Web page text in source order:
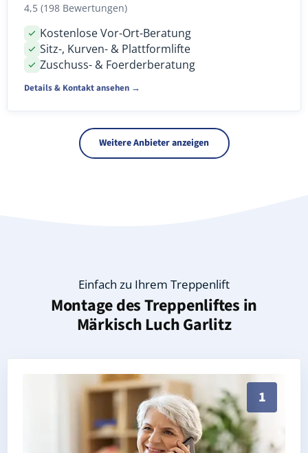
4,5 (198 Bewertungen)
Kostenlose Vor-Ort-Beratung
Sitz-, Kurven- & Plattformlifte
Zuschuss- & Foerderberatung
Details & Kontakt ansehen →
Weitere Anbieter anzeigen
Einfach zu Ihrem Treppenlift
Montage des Treppenliftes in
Märkisch Luch Garlitz
1
Persönliche Treppenlift-Beratung in Märkisch Luch